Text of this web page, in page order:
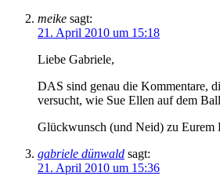
meike sagt:
21. April 2010 um 15:18
Liebe Gabriele,
DAS sind genau die Kommentare,
versucht, wie Sue Ellen auf dem
Glückwunsch (und Neid) zu Eurem
gabriele dünwald sagt:
21. April 2010 um 15:36